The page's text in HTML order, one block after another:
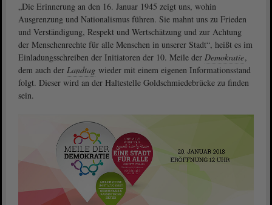
„Die Erinnerung an den 16. Januar 1945 zeigt uns, wohin
Ausgrenzung und Nationalismus führen. Sie mahnt uns zu Frieden
und Verständigung, Respekt und Wertschätzung und zur Achtung
der Menschenrechte für alle Menschen in unserer Stadt“, heißt es im
Einladungsschreiben der Initiatoren der 10. Meile der Demokratie,
dem auch der Landtag wieder mit einem eigenen Informationsstand
folgt. Dieser wird an der Haltestelle Goldschmiedebrücke zu finden
sein.